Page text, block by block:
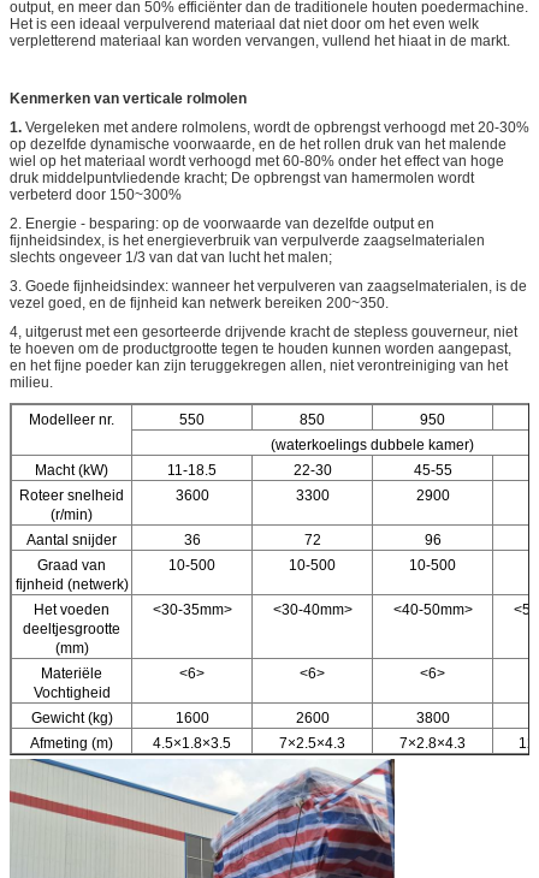
output, en meer dan 50% efficiënter dan de traditionele houten poedermachine.
Het is een ideaal verpulverend materiaal dat niet door om het even welk
verpletterend materiaal kan worden vervangen, vullend het hiaat in de markt.
Kenmerken van verticale rolmolen
1. Vergeleken met andere rolmolens, wordt de opbrengst verhoogd met 20-30%
op dezelfde dynamische voorwaarde, en de het rollen druk van het malende
wiel op het materiaal wordt verhoogd met 60-80% onder het effect van hoge
druk middelpuntvliedende kracht; De opbrengst van hamermolen wordt
verbeterd door 150~300%
2. Energie - besparing: op de voorwaarde van dezelfde output en
fijnheidsindex, is het energieverbruik van verpulverde zaagselmaterialen
slechts ongeveer 1/3 van dat van lucht het malen;
3. Goede fijnheidsindex: wanneer het verpulveren van zaagselmaterialen, is de
vezel goed, en de fijnheid kan netwerk bereiken 200~350.
4, uitgerust met een gesorteerde drijvende kracht de stepless gouverneur, niet
te hoeven om de productgrootte tegen te houden kunnen worden aangepast,
en het fijne poeder kan zijn teruggekregen allen, niet verontreiniging van het
milieu.
Modelleer nr. 550 850 950
(waterkoelings dubbele kamer)
Macht (kW)
11-18.5 22-30 45-55
Roteer snelheid
(r/min)
3600 3300 2900
Aantal snijder 36 72
96
Graad van
fijnheid (netwerk)
10-500 10-500 10-500
Het voeden
deeltjesgrootte
(mm)
<30-35mm> <30-40mm> <40-50mm>
Materiële
Vochtigheid
<6> <6> <6>
Gewicht (kg) 1600 2600 3800
Afmeting (m)
4.5×1.8×3.5 7×2.5×4.3 7×2.8×4.3